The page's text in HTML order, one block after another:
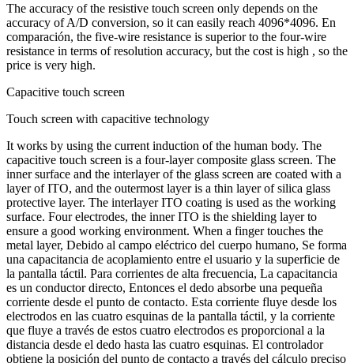
The accuracy of the resistive touch screen only depends on the
accuracy of A/D conversion, so it can easily reach 4096*4096. En
comparación, the five-wire resistance is superior to the four-wire
resistance in terms of resolution accuracy, but the cost is high , so the
price is very high.
Capacitive touch screen
Touch screen with capacitive technology
It works by using the current induction of the human body. The
capacitive touch screen is a four-layer composite glass screen. The
inner surface and the interlayer of the glass screen are coated with a
layer of ITO, and the outermost layer is a thin layer of silica glass
protective layer. The interlayer ITO coating is used as the working
surface. Four electrodes, the inner ITO is the shielding layer to
ensure a good working environment. When a finger touches the
metal layer, Debido al campo eléctrico del cuerpo humano, Se forma
una capacitancia de acoplamiento entre el usuario y la superficie de
la pantalla táctil. Para corrientes de alta frecuencia, La capacitancia
es un conductor directo, Entonces el dedo absorbe una pequeña
corriente desde el punto de contacto. Esta corriente fluye desde los
electrodos en las cuatro esquinas de la pantalla táctil, y la corriente
que fluye a través de estos cuatro electrodos es proporcional a la
distancia desde el dedo hasta las cuatro esquinas. El controlador
obtiene la posición del punto de contacto a través del cálculo preciso